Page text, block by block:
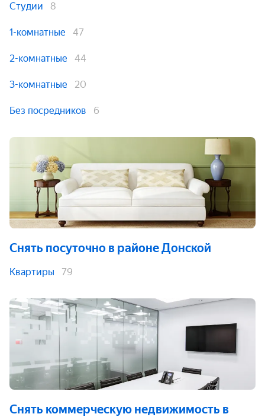
Студии 8
1-комнатные 47
2-комнатные 44
3-комнатные 20
Без посредников 6
Снять посуточно в районе Донской
Квартиры 79
Снять коммерческую недвижимость в